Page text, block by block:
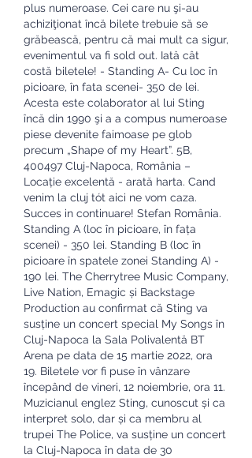
plus numeroase. Cei care nu şi-au
achiziţionat încă bilete trebuie să se
grăbească, pentru că mai mult ca sigur,
evenimentul va fi sold out. Iată cât
costă biletele! - Standing A- Cu loc în
picioare, în fata scenei- 350 de lei.
Acesta este colaborator al lui Sting
încă din 1990 şi a a compus numeroase
piese devenite faimoase pe glob
precum „Shape of my Heart”. 5B,
400497 Cluj-Napoca, România –
Locație excelentă - arată harta. Cand
venim la cluj tót aici ne vom caza.
Succes in continuare! Stefan România.
Standing A (loc în picioare, în fața
scenei) - 350 lei. Standing B (loc în
picioare în spatele zonei Standing A) -
190 lei. The Cherrytree Music Company,
Live Nation, Emagic și Backstage
Production au confirmat că Sting va
susține un concert special My Songs în
Cluj-Napoca la Sala Polivalentă BT
Arena pe data de 15 martie 2022, ora
19. Biletele vor fi puse în vânzare
începând de vineri, 12 noiembrie, ora 11.
Muzicianul englez Sting, cunoscut și ca
interpret solo, dar și ca membru al
trupei The Police, va susține un concert
la Cluj-Napoca în data de 30